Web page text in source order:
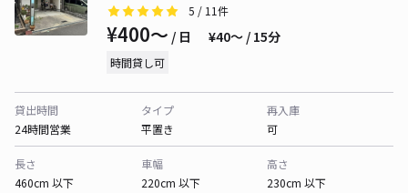
5 / 11件
¥400〜 / 日 ¥40〜 / 15分
時間貸し可
貸出時間
24時間営業
タイプ
平置き
再入庫
可
長さ
460cm 以下
車幅
220cm 以下
高さ
230cm 以下